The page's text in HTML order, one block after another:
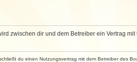
zwischen dir und dem Betreiber ein Vertrag
du einen Nutzungsvertrag mit dem Betreiber des